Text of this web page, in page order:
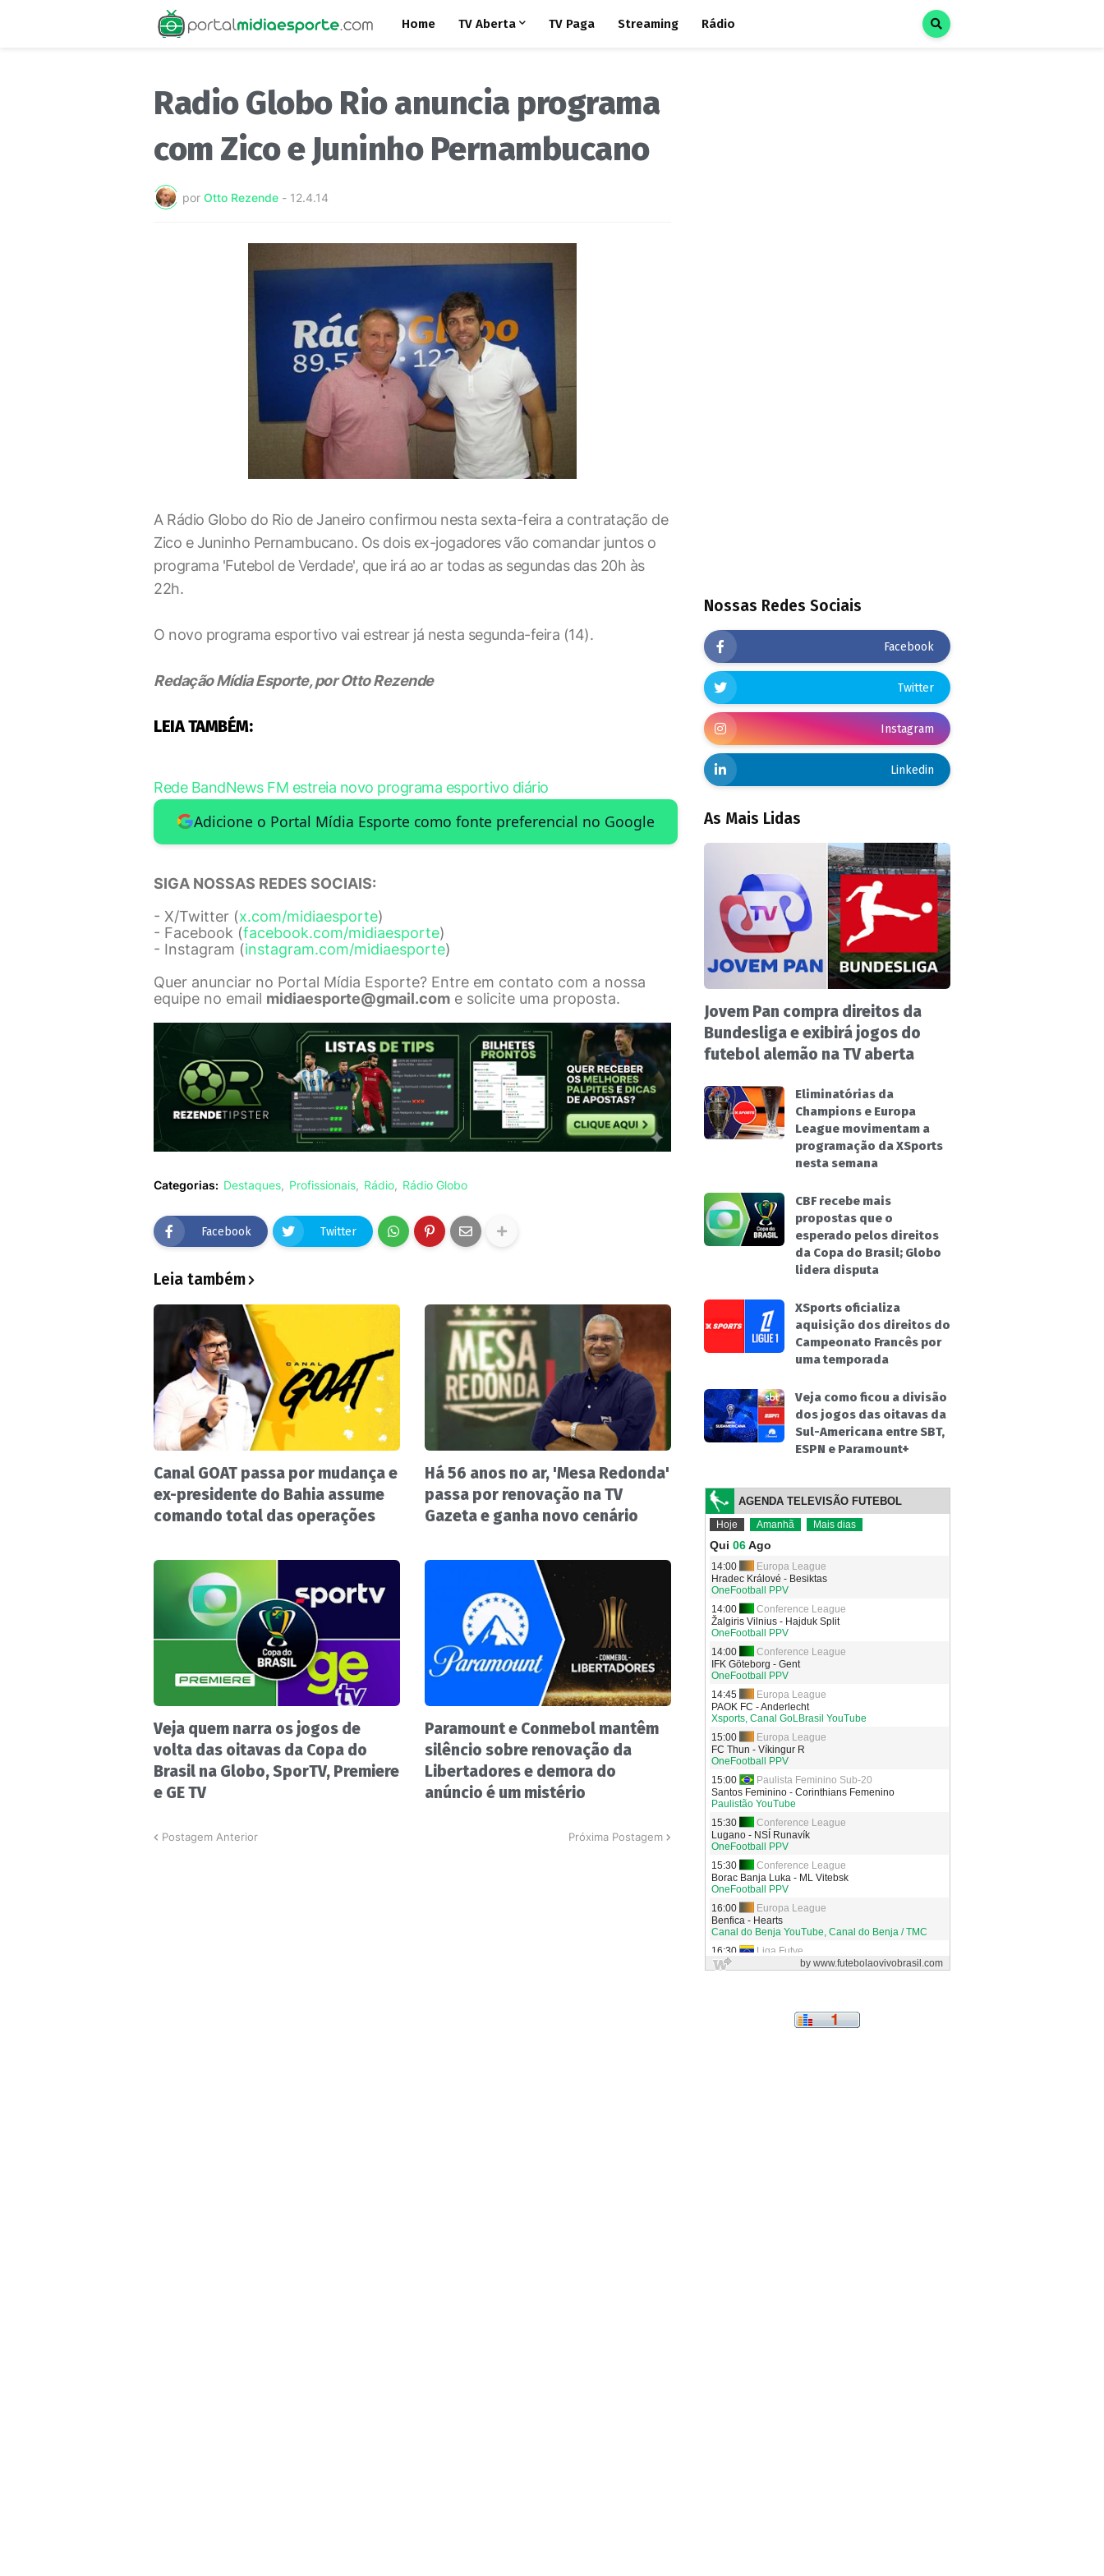
Home TV Aberta TV Paga Streaming Rádio
Radio Globo Rio anuncia programa
com Zico e Juninho Pernambucano
por Otto Rezende - 12.4.14
A Rádio Globo do Rio de Janeiro confirmou nesta sexta-feira a contratação de
Zico e Juninho Pernambucano. Os dois ex-jogadores vão comandar juntos o
programa 'Futebol de Verdade', que irá ao ar todas as segundas das 20h às
22h.
O novo programa esportivo vai estrear já nesta segunda-feira (14).
Redação Mídia Esporte, por Otto Rezende
LEIA TAMBÉM:
Rede BandNews FM estreia novo programa esportivo diário
Adicione o Portal Mídia Esporte como fonte preferencial no Google
SIGA NOSSAS REDES SOCIAIS:
- X/Twitter (x.com/midiaesporte)
- Facebook (facebook.com/midiaesporte)
- Instagram (instagram.com/midiaesporte)
Quer anunciar no Portal Mídia Esporte? Entre em contato com a nossa
equipe no email midiaesporte@gmail.com e solicite uma proposta.
Categorias: Destaques Profissionais Rádio Rádio Globo
Facebook Twitter
Leia também
Canal GOAT passa por mudança e
ex-presidente do Bahia assume
comando total das operações
Há 56 anos no ar, 'Mesa Redonda'
passa por renovação na TV
Gazeta e ganha novo cenário
Veja quem narra os jogos de
volta das oitavas da Copa do
Brasil na Globo, SporTV, Premiere
e GE TV
Paramount e Conmebol mantêm
silêncio sobre renovação da
Libertadores e demora do
anúncio é um mistério
Postagem Anterior Próxima Postagem
Nossas Redes Sociais
Facebook
Twitter
Instagram
Linkedin
As Mais Lidas
Jovem Pan compra direitos da
Bundesliga e exibirá jogos do
futebol alemão na TV aberta
Eliminatórias da
Champions e Europa
League movimentam a
programação da XSports
nesta semana
CBF recebe mais
propostas que o
esperado pelos direitos
da Copa do Brasil; Globo
lidera disputa
XSports oficializa
aquisição dos direitos do
Campeonato Francês por
uma temporada
Veja como ficou a divisão
dos jogos das oitavas da
Sul-Americana entre SBT,
ESPN e Paramount+